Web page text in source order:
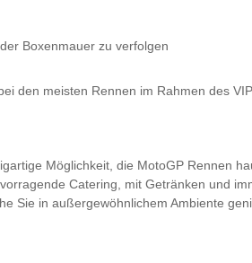
Boxenmauer zu verfolgen
den meisten Rennen im Rahmen des
Möglichkeit, die MotoGP Rennen
Catering, mit Getränken und
Sie in außergewöhnlichem Ambiente